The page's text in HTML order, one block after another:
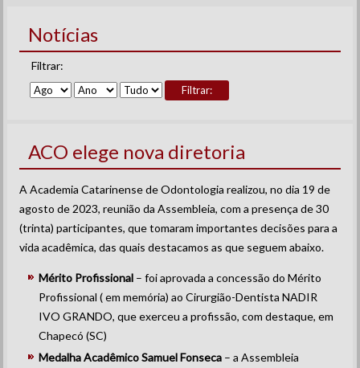
Notícias
Filtrar:
Filtrar:
ACO elege nova diretoria
A Academia Catarinense de Odontologia realizou, no dia 19 de
agosto de 2023, reunião da Assembleia, com a presença de 30
(trinta) participantes, que tomaram importantes decisões para a
vida acadêmica, das quais destacamos as que seguem abaixo.
Mérito Profissional – foi aprovada a concessão do Mérito
Profissional ( em memória) ao Cirurgião-Dentista NADIR
IVO GRANDO, que exerceu a profissão, com destaque, em
Chapecó (SC)
Medalha Acadêmico Samuel Fonseca – a Assembleia